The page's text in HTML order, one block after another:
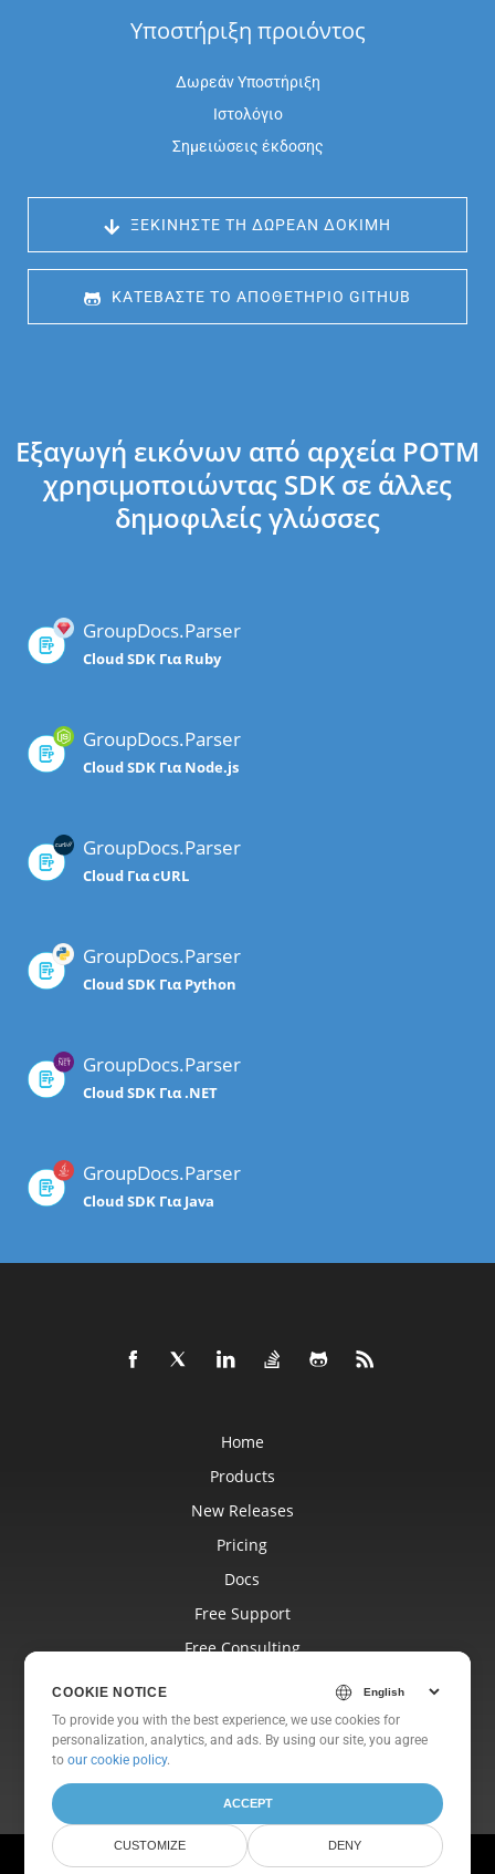
Υποστήριξη προιόντος
Δωρεάν Υποστήριξη
Ιστολόγιο
Σημειώσεις έκδοσης
ΞΕΚΙΝΉΣΤΕ ΤΗ ΔΩΡΕΆΝ ΔΟΚΙΜΉ
ΚΑΤΕΒΆΣΤΕ ΤΟ ΑΠΟΘΕΤΉΡΙΟ GITHUB
Εξαγωγή εικόνων από αρχεία POTM
χρησιμοποιώντας SDK σε άλλες
δημοφιλείς γλώσσες
GroupDocs.Parser
Cloud SDK Για Ruby
GroupDocs.Parser
Cloud SDK Για Node.js
GroupDocs.Parser
Cloud Για cURL
GroupDocs.Parser
Cloud SDK Για Python
GroupDocs.Parser
Cloud SDK Για .NET
GroupDocs.Parser
Cloud SDK Για Java
Home
Products
New Releases
Pricing
Docs
Free Support
Free Consulting
Websites
About
© Aspose Pty Ltd 2001-2026. All Rights Reserved.
COOKIE NOTICE
To provide you with the best experience, we use cookies for
personalization, analytics, and ads. By using our site, you agree
toour cookie policy.
ACCEPT
CUSTOMIZE DENY